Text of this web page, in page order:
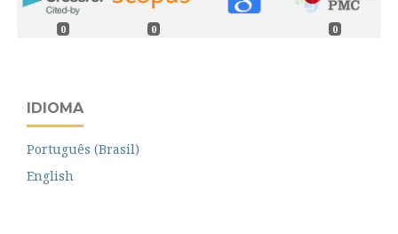
0 0 0
IDIOMA
Português (Brasil)
English